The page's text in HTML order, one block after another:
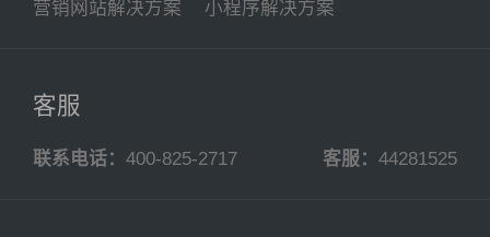
营销网站解决方案 小程序解决方案
客服
联系电话： 400-825-2717 客服：44281525